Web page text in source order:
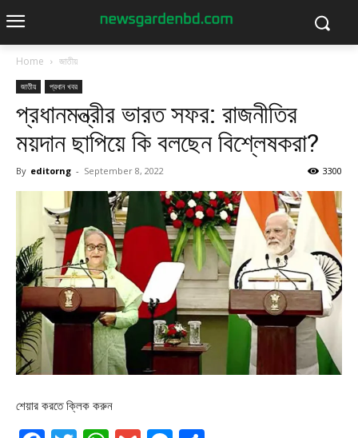
Home জাতীয়
জাতীয় প্রধান খবর
প্রধানমন্ত্রীর ভারত সফর: রাজনীতির
ময়দান ছাপিয়ে কি বলছেন বিশ্লেষকরা?
By editorng - September 8, 2022 3300
শেয়ার করতে ক্লিক করুন